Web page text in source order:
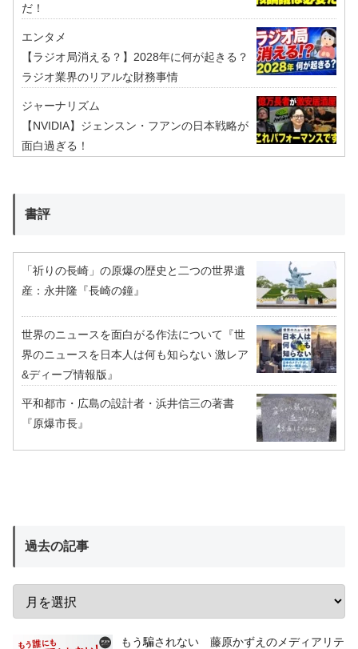
だ！
エンタメ
【ラジオ局消える？】2028年に何が起きる？
ラジオ業界のリアルな財務事情
ジャーナリズム
【NVIDIA】ジェンスン・フアンの日本戦略が
面白過ぎる！
書評
「祈りの長崎」の原爆の歴史と二つの世界遺
産：永井隆『長崎の鐘』
世界のニュースを面白がる作法について『世
界のニュースを日本人は何も知らない 激レア
&ディープ情報版』
平和都市・広島の設計者・浜井信三の著書
『原爆市長』
過去の記事
もう騙されない 藤原かずえのメディアリテ